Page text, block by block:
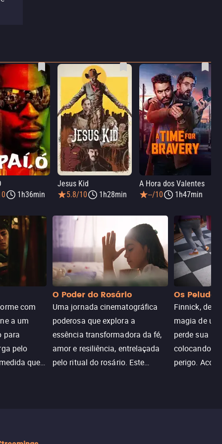
1h36min
Jesus Kid
5.8/10
1h28min
A Hora dos Valentes
--/10
1h47min
com
a um
para
pelo
que
O Poder do Rosário
Uma jornada cinematográfica
poderosa que explora a
essência transformadora da fé,
amor e resiliência, entrelaçada
pelo ritual do rosário. Este
Os Peludos
Finnick,
magia de
perde sua
colocando
perigo.